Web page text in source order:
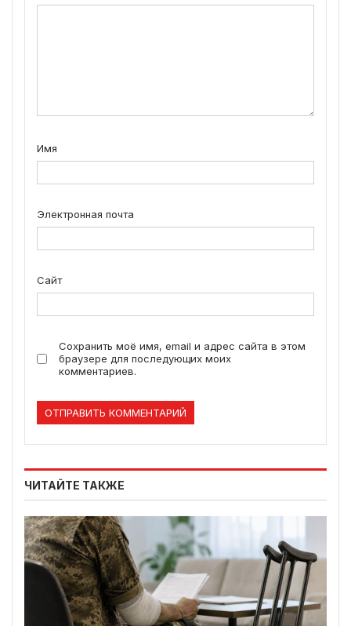
Имя
Электронная почта
Сайт
Сохранить моё имя, email и адрес сайта в этом
браузере для последующих моих
комментариев.
ЧИТАЙТЕ ТАКЖЕ